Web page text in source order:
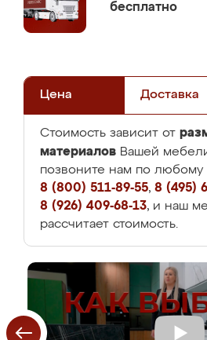
бесплатно
Цена Доставка
Стоимость зависит от
материалов Вашей
позвоните нам по любому
8 (800) 511-89-55, 8 (495)
8 (926) 409-68-13, и наш
рассчитает стоимость.